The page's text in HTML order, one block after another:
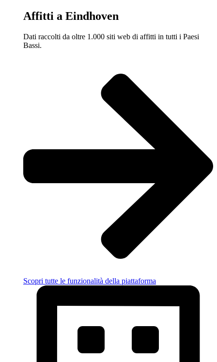
Affitti a Eindhoven
Dati raccolti da oltre 1.000 siti web di affitti in tutti i Paesi
Bassi.
Scopri tutte le funzionalità della piattaforma